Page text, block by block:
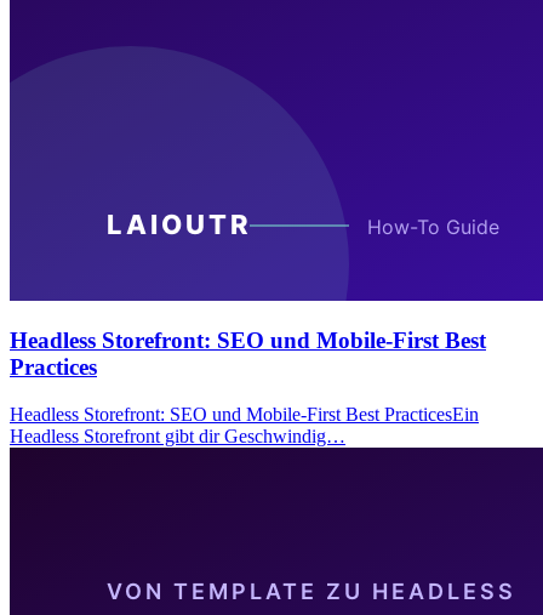
Headless Storefront: SEO und Mobile-First Best
Practices
Headless Storefront: SEO und Mobile-First Best PracticesEin
Headless Storefront gibt dir Geschwindig…